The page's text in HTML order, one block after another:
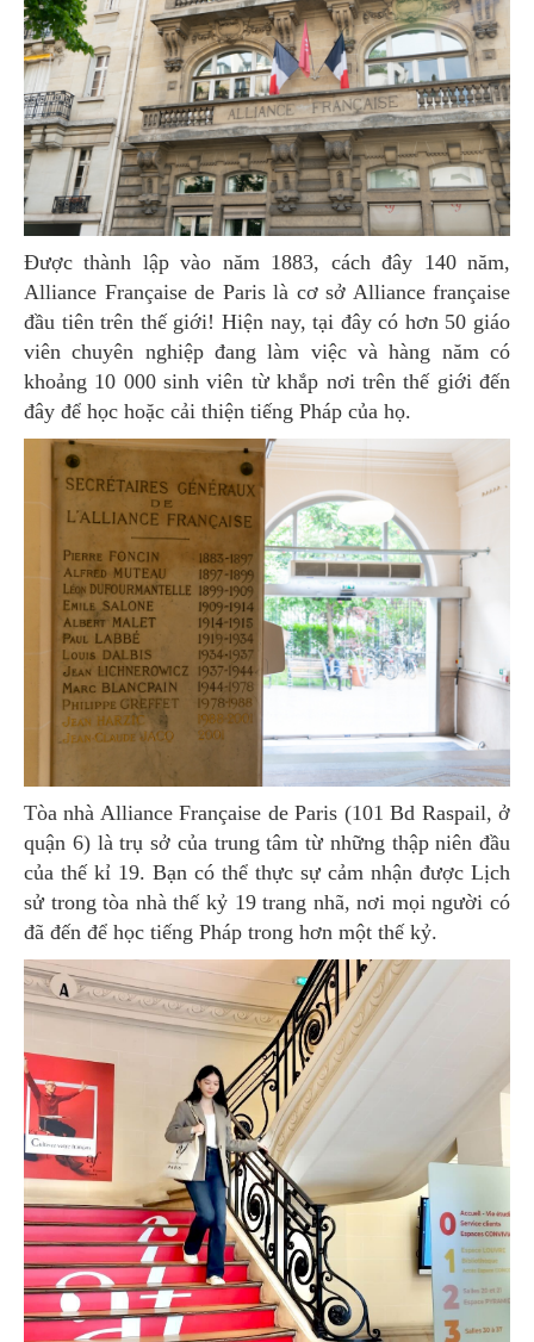
Được thành lập vào năm 1883, cách đây 140 năm,
Alliance Française de Paris là cơ sở Alliance française
đầu tiên trên thế giới! Hiện nay, tại đây có hơn 50 giáo
viên chuyên nghiệp đang làm việc và hàng năm có
khoảng 10 000 sinh viên từ khắp nơi trên thế giới đến
đây để học hoặc cải thiện tiếng Pháp của họ.
Tòa nhà Alliance Française de Paris (101 Bd Raspail, ở
quận 6) là trụ sở của trung tâm từ những thập niên đầu
của thế kỉ 19. Bạn có thể thực sự cảm nhận được Lịch
sử trong tòa nhà thế kỷ 19 trang nhã, nơi mọi người có
đã đến để học tiếng Pháp trong hơn một thế kỷ.